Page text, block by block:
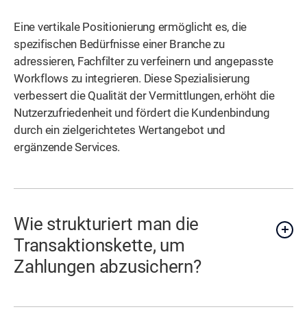
Eine vertikale Positionierung ermöglicht es, die
spezifischen Bedürfnisse einer Branche zu
adressieren, Fachfilter zu verfeinern und angepasste
Workflows zu integrieren. Diese Spezialisierung
verbessert die Qualität der Vermittlungen, erhöht die
Nutzerzufriedenheit und fördert die Kundenbindung
durch ein zielgerichtetes Wertangebot und
ergänzende Services.
Wie strukturiert man die
Transaktionskette, um
Zahlungen abzusichern?